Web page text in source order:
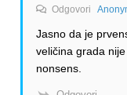
Odgovori
Jasno da je
veličina grada
nonsens.